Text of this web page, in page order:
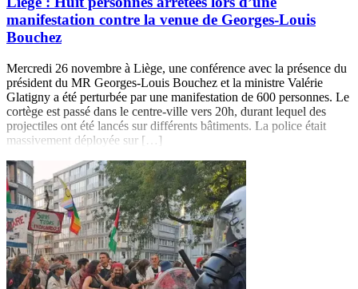
manifestation contre la venue de Georges-Louis
Bouchez
Mercredi 26 novembre à Liège, une conférence avec la présence du
président du MR Georges-Louis Bouchez et la ministre Valérie
Glatigny a été perturbée par une manifestation de 600 personnes. Le
cortège est passé dans le centre-ville vers 20h, durant lequel des
projectiles ont été lancés sur différents bâtiments. La police était
massivement déployée sur […]